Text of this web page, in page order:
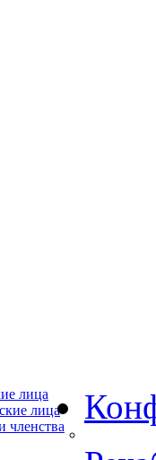
лица
лица
членства